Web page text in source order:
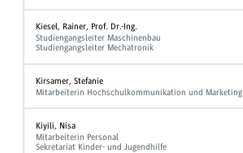
Kiesel, Rainer, Prof. Dr.-Ing.
Studiengangsleiter Maschinenbau
Studiengangsleiter Mechatronik
Kirsamer, Stefanie
Mitarbeiterin Hochschulkommunikation und Marketing
Kiyili, Nisa
Mitarbeiterin Personal
Sekretariat Kinder- und Jugendhilfe